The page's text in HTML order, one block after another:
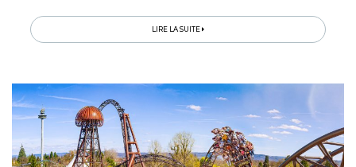
LIRE LA SUITE